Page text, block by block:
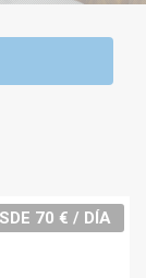
70 € / DÍA